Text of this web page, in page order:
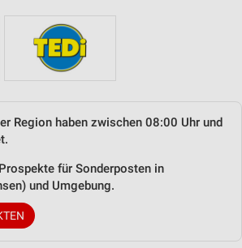
Region haben zwischen 08:00 Uhr und
für Sonderposten in
und Umgebung.